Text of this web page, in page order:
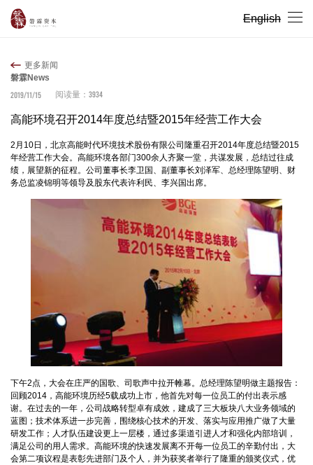
English
更多新闻
磐霖News
2019/11/15
阅读量： 3934
高能环境召开2014年度总结暨2015年经营工作大会
2月10日，北京高能时代环境技术股份有限公司隆重召开2014年度总结暨2015
年经营工作大会。高能环境各部门300余人齐聚一堂，共谋发展，总结过往成
绩，展望新的征程。公司董事长李卫国、副董事长刘泽军、总经理陈望明、财
务总监凌锦明等领导及股东代表许利民、李兴国出席。
下午2点，大会在庄严的国歌、司歌声中拉开帷幕。总经理陈望明做主题报告：
回顾2014，高能环境历经5载成功上市，他首先对每一位员工的付出表示感
谢。在过去的一年，公司战略转型卓有成效，建成了三大板块八大业务领域的
蓝图；技术体系进一步完善，围绕核心技术的开发、落实与应用推广做了大量
研发工作；人才队伍建设更上一层楼，通过多渠道引进人才和强化内部培训，
满足公司的用人需求。高能环境的快速发展离不开每一位员工的辛勤付出，大
会第二项议程是表彰先进部门及个人，并为获奖者举行了隆重的颁奖仪式，优